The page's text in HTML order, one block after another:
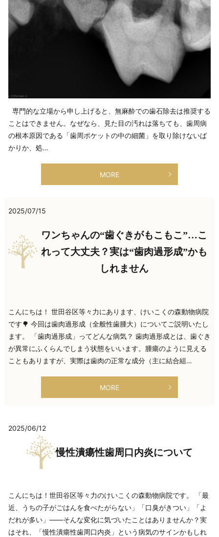
専門的な立場から申し上げると、無麻酔での歯石除去は推奨する
ことはできません。なぜなら、見た目の汚れは落ちても、歯周病
の根本原因である「歯周ポケットの中の細菌」を取り除けないば
かりか、処…
MORE
2025/07/15
ワンちゃんの“歯ぐきがもこもこ”…こ
れって大丈夫？実は“歯肉過形成”かも
しれません
こんにちは！ 世田谷区等々力にあります、けいこくの森動物病院
です🌳 今回は歯肉過形成（全般性歯腫大）についてご説明いたし
ます。 「歯肉過形成」ってどんな病気？ 歯肉過形成とは、歯ぐき
が異常にふくらんでしまう状態をいいます。腫瘍のように見える
こともありますが、実際は歯肉の正常な成分（主に結合組…
MORE
2025/06/12
慢性潰瘍性歯周口内炎について
こんにちは！世田谷区等々力のけいこくの森動物病院です。 「最
近、うちの子がごはんを食べたがらない」「口臭がきつい」「よ
だれが多い」——そんな変化に気づいたことはありませんか？実
はそれ、「慢性潰瘍性歯周口内炎」という病気のサインかもしれ